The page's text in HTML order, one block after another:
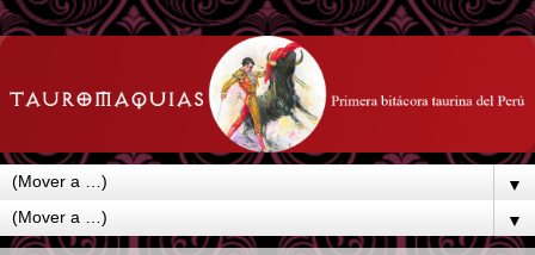
▼
▼